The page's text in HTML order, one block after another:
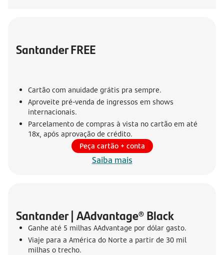
Santander FREE
Cartão com anuidade grátis pra sempre.
Aproveite pré-venda de ingressos em shows
internacionais.
Parcelamento de compras à vista no cartão em até
18x, após aprovação de crédito.
Peça cartão + conta
Saiba mais
Santander | AAdvantage® Black
Ganhe até 5 milhas AAdvantage por dólar gasto.
Viaje para a América do Norte a partir de 30 mil
milhas o trecho.